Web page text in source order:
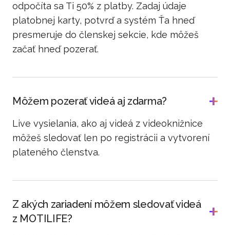
odpočíta sa Ti 50% z platby. Zadaj údaje
platobnej karty, potvrď a systém Ťa hneď
presmeruje do členskej sekcie, kde môžeš
začať hneď pozerať.
Môžem pozerať videá aj zdarma?
Live vysielania, ako aj videá z videoknižnice
môžeš sledovať len po registrácii a vytvorení
plateného členstva.
Z akých zariadení môžem sledovať videá
z MOTILIFE?